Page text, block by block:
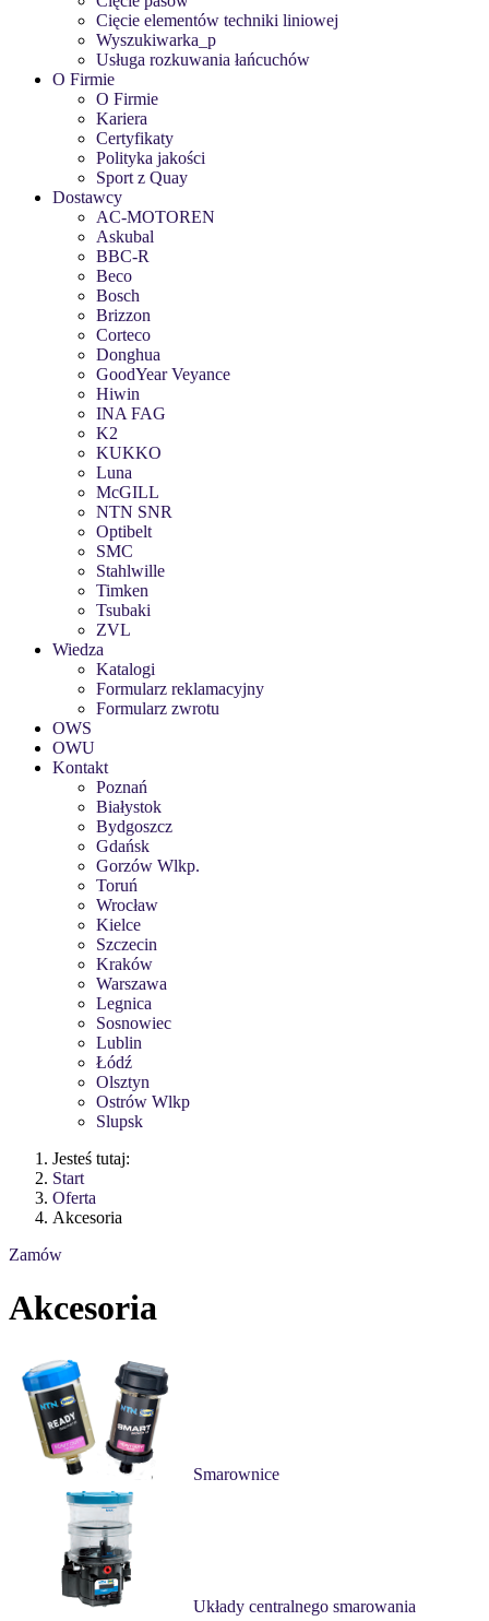
Cięcie elementów techniki liniowej
Wyszukiwarka_p
Usługa rozkuwania łańcuchów
O Firmie
O Firmie
Kariera
Certyfikaty
Polityka jakości
Sport z Quay
Dostawcy
AC-MOTOREN
Askubal
BBC-R
Beco
Bosch
Brizzon
Corteco
Donghua
GoodYear Veyance
Hiwin
INA FAG
K2
KUKKO
Luna
McGILL
NTN SNR
Optibelt
SMC
Stahlwille
Timken
Tsubaki
ZVL
Wiedza
Katalogi
Formularz reklamacyjny
Formularz zwrotu
OWS
OWU
Kontakt
Poznań
Białystok
Bydgoszcz
Gdańsk
Gorzów Wlkp.
Toruń
Wrocław
Kielce
Szczecin
Kraków
Warszawa
Legnica
Sosnowiec
Lublin
Łódź
Olsztyn
Ostrów Wlkp
Slupsk
Jesteś tutaj:
Start
Oferta
Akcesoria
Zamów
Akcesoria
Smarownice
Układy centralnego smarowania